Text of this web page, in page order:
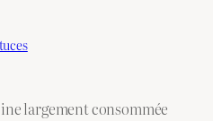
largement consommée